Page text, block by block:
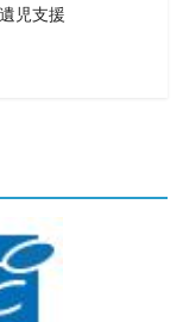
児支援